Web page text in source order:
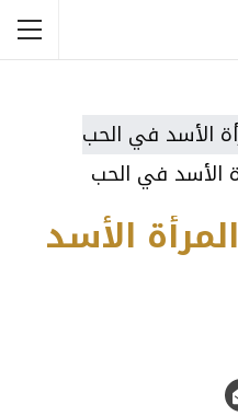
الأسد في الحب
الأسد